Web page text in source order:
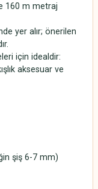
160 m metraj
yer alır; önerilen
için idealdir:
aksesuar ve
şiş 6-7 mm)